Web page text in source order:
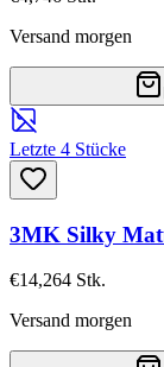
Versand morgen
Letzte 4 Stücke
3MK Silky
€14,264 Stk.
Versand morgen